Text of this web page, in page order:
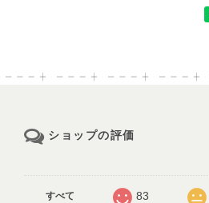
ショップの評価
すべて 83